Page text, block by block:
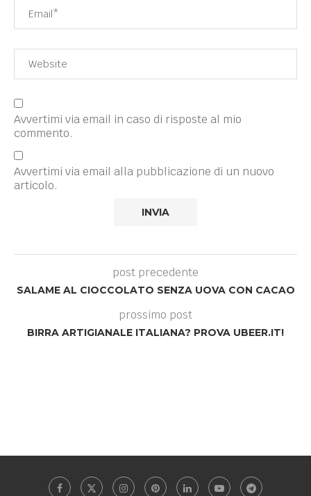
Avvertimi via email in caso di risposte al mio
commento.
Avvertimi via email alla pubblicazione di un nuovo
articolo.
post precedente
SALAME AL CIOCCOLATO SENZA UOVA CON CACAO
prossimo post
BIRRA ARTIGIANALE ITALIANA? PROVA UBEER.IT!